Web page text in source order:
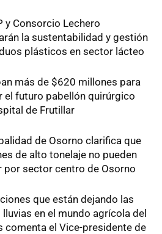
y Consorcio Lechero
la sustentabilidad y gestión
plásticos en sector lácteo
más de $620 millones para
el futuro pabellón quirúrgico
de Frutillar
de Osorno clarifica que
de alto tonelaje no pueden
por sector centro de Osorno
que están dejando las
en el mundo agrícola del
comenta el Vice-presidente de